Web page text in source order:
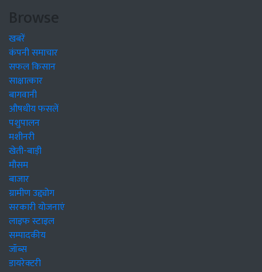
Browse
खबरें
कंपनी समाचार
सफल किसान
साक्षात्कार
बागवानी
औषधीय फसलें
पशुपालन
मशीनरी
खेती-बाड़ी
मौसम
बाजार
ग्रामीण उद्द्योग
सरकारी योजनाएं
लाइफ स्टाइल
सम्पादकीय
जॉब्स
डायरेक्टरी